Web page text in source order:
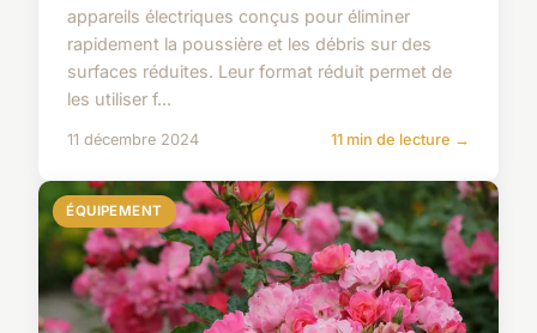
appareils électriques conçus pour éliminer
rapidement la poussière et les débris sur des
surfaces réduites. Leur format réduit permet de
les utiliser f...
11 décembre 2024 11 min de lecture →
ÉQUIPEMENT